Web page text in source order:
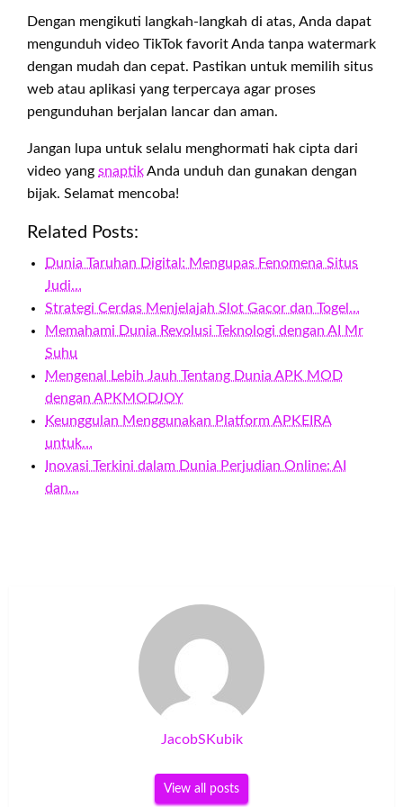
Dengan mengikuti langkah-langkah di atas, Anda dapat
mengunduh video TikTok favorit Anda tanpa watermark
dengan mudah dan cepat. Pastikan untuk memilih situs
web atau aplikasi yang terpercaya agar proses
pengunduhan berjalan lancar dan aman.
Jangan lupa untuk selalu menghormati hak cipta dari
video yang snaptikAnda unduh dan gunakan dengan
bijak. Selamat mencoba!
Related Posts:
Dunia Taruhan Digital: Mengupas Fenomena Situs
Judi…
Strategi Cerdas Menjelajah Slot Gacor dan Togel…
Memahami Dunia Revolusi Teknologi dengan AI Mr
Suhu
Mengenal Lebih Jauh Tentang Dunia APK MOD
dengan APKMODJOY
Keunggulan Menggunakan Platform APKEIRA
untuk…
Inovasi Terkini dalam Dunia Perjudian Online: AI
dan…
JacobSKubik
View all posts